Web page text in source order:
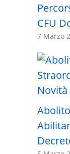
CFU
7 Marzo